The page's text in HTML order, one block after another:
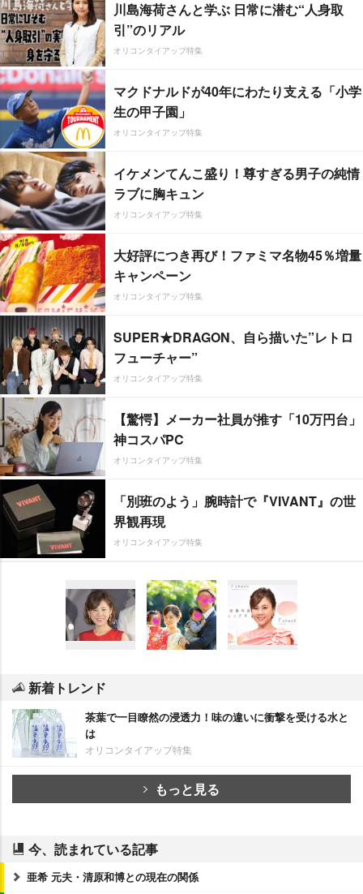
川島海荷さんと学ぶ 日常に潜む“人身取
引”のリアル
オリコンタイアップ特集
マクドナルドが40年にわたり支える「小学
生の甲子園」
オリコンタイアップ特集
イケメンてんこ盛り！尊すぎる男子の純情
ラブに胸キュン
オリコンタイアップ特集
大好評につき再び！ファミマ名物45％増量
キャンペーン
オリコンタイアップ特集
SUPER★DRAGON、自ら描いた”レトロ
フューチャー”
オリコンタイアップ特集
【驚愕】メーカー社員が推す「10万円台」
神コスパPC
オリコンタイアップ特集
「別班のよう」腕時計で『VIVANT』の世
界観再現
オリコンタイアップ特集
新着トレンド
茶葉で一目瞭然の浸透力！味の違いに衝撃を受ける水と
は
オリコンタイアップ特集
もっと見る
今、読まれている記事
亜希 元夫・清原和博との現在の関係